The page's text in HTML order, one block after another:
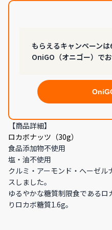
もらえるキャンペーンは
OniGO（オニゴー）で
【商品詳細】
ロカボナッツ（30g）
食品添加物不使用
塩・油不使用
クルミ・アーモンド・ヘーゼル
スしました。
ゆるやかな糖質制限食である
りロカボ糖質1.6g。